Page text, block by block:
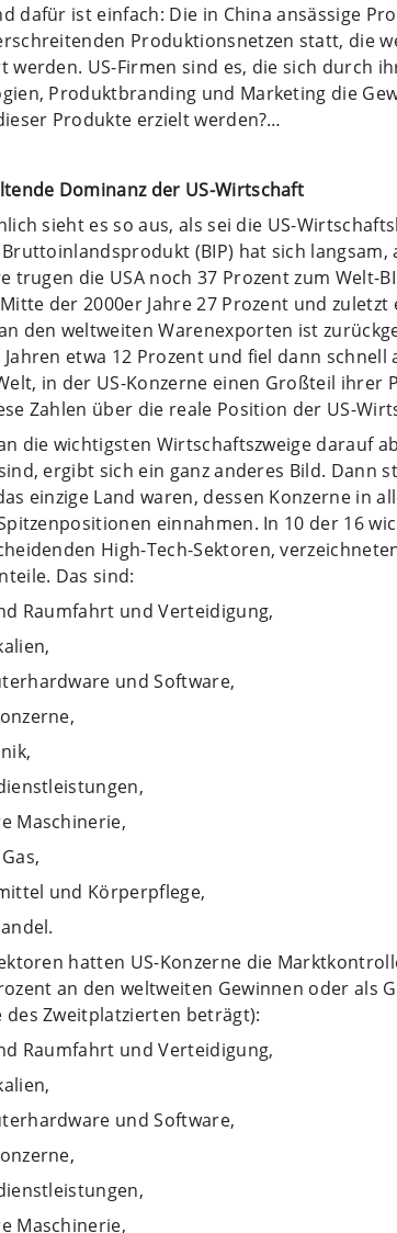
dafür ist einfach: Die in China ansässige
Produktionsnetzen statt, die
werden. US-Firmen sind es, die sich durch
Produktbranding und Marketing die
Produkte erzielt werden?…
Dominanz der US-Wirtschaft
sieht es so aus, als sei die US-
(BIP) hat sich
trugen die USA noch 37 Prozent zum Welt-
der 2000er Jahre 27 Prozent und
den weltweiten Warenexporten ist
etwa 12 Prozent und fiel dann schnell
in der US-Konzerne einen Großteil ihrer
Zahlen über die reale Position der US-
die wichtigsten Wirtschaftszweige darauf
ergibt sich ein ganz anderes Bild. Dann
einzige Land waren, dessen Konzerne in
einnahmen. In 10 der 16
High-Tech-Sektoren,
Das sind:
Raumfahrt und Verteidigung,
und Software,
Maschinerie,
und Körperpflege,
hatten US-Konzerne die
an den weltweiten Gewinnen oder als
des Zweitplatzierten beträgt):
Raumfahrt und Verteidigung,
und Software,
Maschinerie,